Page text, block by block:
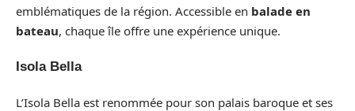
emblématiques de la région. Accessible en balade en
bateau, chaque île offre une expérience unique.
Isola Bella
L’Isola Bella est renommée pour son palais baroque et ses